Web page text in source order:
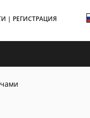
| РЕГИСТРАЦИЯ